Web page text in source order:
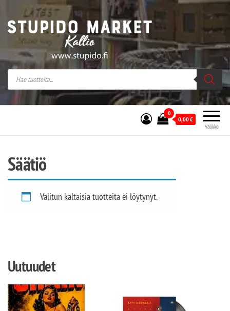
Stupido Market – verkossa ja kivijalassa
Stupido Market on vaihtoehtomusaan
erikoistunut verkko- sekä
kivijalkakauppa Helsingissä Kallion
sydämessä.
Valikko
0
0,00€
Säätiö
Valitun kaltaisia tuotteita ei löytynyt.
Uutuudet